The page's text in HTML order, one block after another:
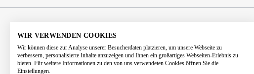
AGB Impressum
Barrierefreiheitserklärung
Kontakt
WIR VERWENDEN COOKIES
Wir können diese zur Analyse unserer Besucherdaten platzieren, um unsere Webseite zu
verbessern, personalisierte Inhalte anzuzeigen und Ihnen ein großartiges Webseiten-Erlebnis zu
bieten. Für weitere Informationen zu den von uns verwendeten Cookies öffnen Sie die
Einstellungen.